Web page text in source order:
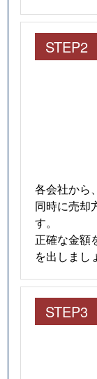
STEP2
各会社から
同時に売却
す。
正確な金額
を出しまし
STEP3